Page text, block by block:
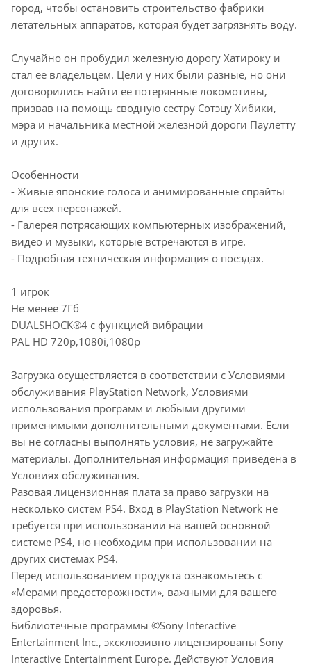
город, чтобы остановить строительство фабрики
летательных аппаратов, которая будет загрязнять воду.
Случайно он пробудил железную дорогу Хатироку и
стал ее владельцем. Цели у них были разные, но они
договорились найти ее потерянные локомотивы,
призвав на помощь сводную сестру Сотэцу Хибики,
мэра и начальника местной железной дороги Паулетту
и других.
Особенности
- Живые японские голоса и анимированные спрайты
для всех персонажей.
- Галерея потрясающих компьютерных изображений,
видео и музыки, которые встречаются в игре.
- Подробная техническая информация о поездах.
1 игрок
Не менее 7Гб
DUALSHOCK®4 с функцией вибрации
PAL HD 720p,1080i,1080p
Загрузка осуществляется в соответствии с Условиями
обслуживания PlayStation Network, Условиями
использования программ и любыми другими
применимыми дополнительными документами. Если
вы не согласны выполнять условия, не загружайте
материалы. Дополнительная информация приведена в
Условиях обслуживания.
Разовая лицензионная плата за право загрузки на
несколько систем PS4. Вход в PlayStation Network не
требуется при использовании на вашей основной
системе PS4, но необходим при использовании на
других системах PS4.
Перед использованием продукта ознакомьтесь с
«Мерами предосторожности», важными для вашего
здоровья.
Библиотечные программы ©Sony Interactive
Entertainment Inc., эксклюзивно лицензированы Sony
Interactive Entertainment Europe. Действуют Условия